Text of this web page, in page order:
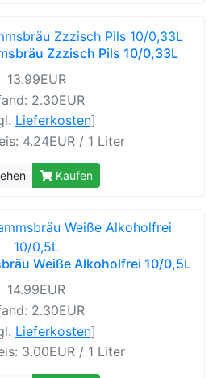
Zzzisch Pils 10/0,33L
13.99EUR
2.30EUR
Lieferkosten]
4.24EUR / 1 Liter
Kaufen
Weiße Alkoholfrei 10/0,5L
14.99EUR
2.30EUR
Lieferkosten]
3.00EUR / 1 Liter